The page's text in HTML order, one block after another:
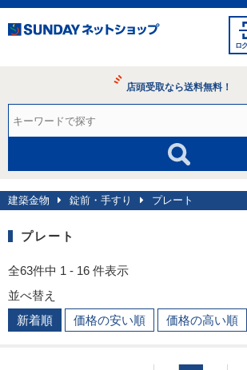
ロ
店頭受取なら送料無料！
建築金物 錠前・手すり プレート
プレート
全63件中 1 - 16 件表示
並べ替え
新着順
価格の安い順 価格の高い順